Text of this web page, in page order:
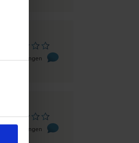
0 Bewertungen
0 Bewertungen